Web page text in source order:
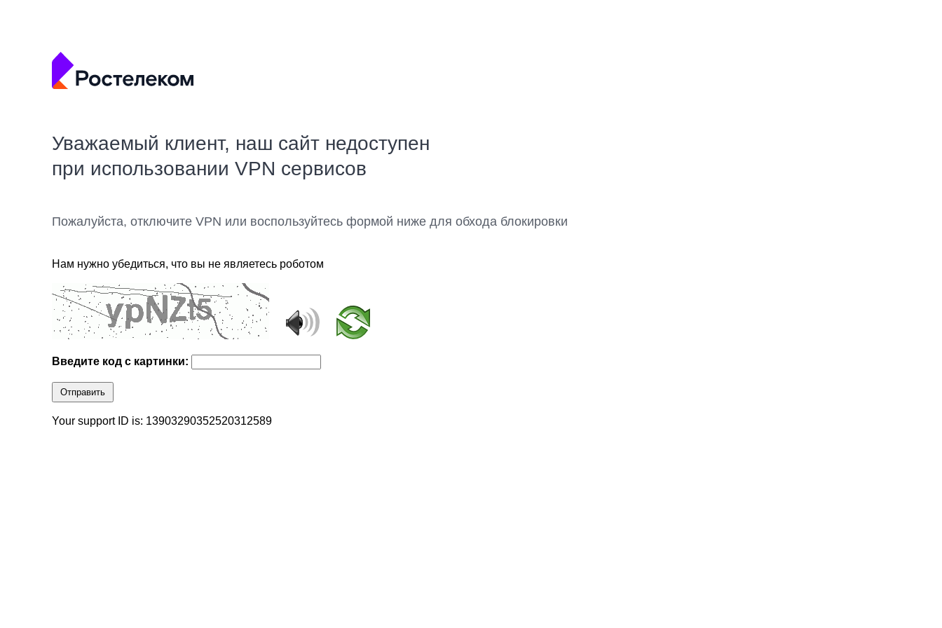
Уважаемый клиент, наш сайт недоступен
при использовании VPN сервисов
Пожалуйста, отключите VPN или воспользуйтесь формой ниже для обхода блокировки
Нам нужно убедиться, что вы не являетесь роботом
Введите код с картинки:
Отправить
Your support ID is: 13903290352520312589